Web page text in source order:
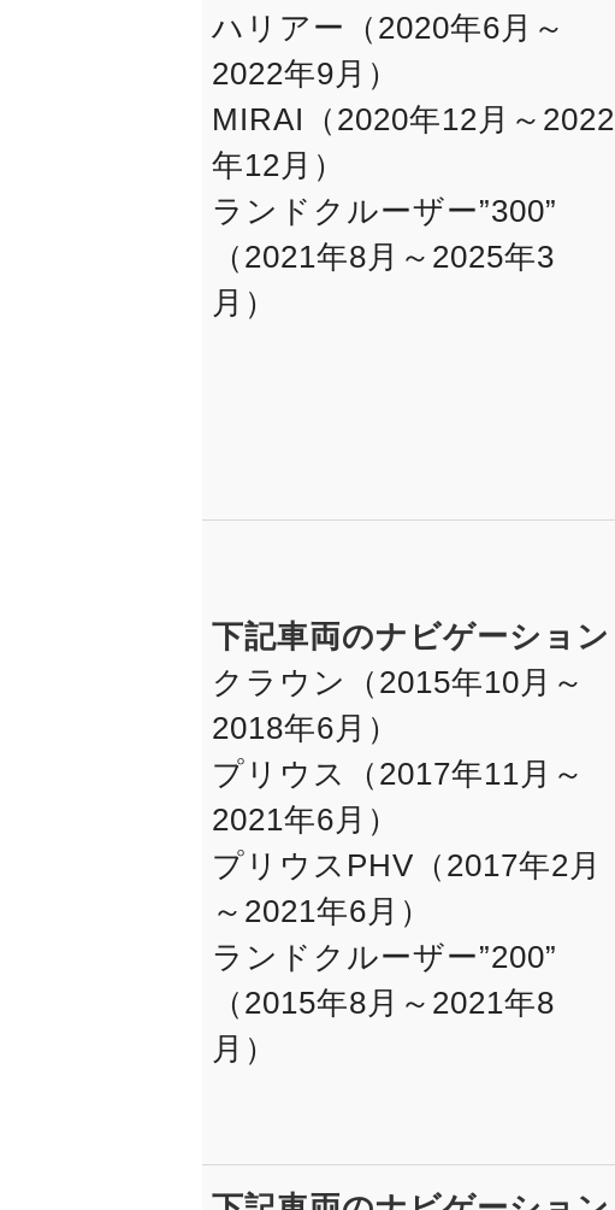
ハリアー（2020年6月～
2022年9月）
MIRAI（2020年12月～2022
年12月）
ランドクルーザー”300”
（2021年8月～2025年3
月）
下記車両のナビゲーション
クラウン（2015年10月～
2018年6月）
プリウス（2017年11月～
2021年6月）
プリウスPHV（2017年2月
～2021年6月）
ランドクルーザー”200”
（2015年8月～2021年8
月）